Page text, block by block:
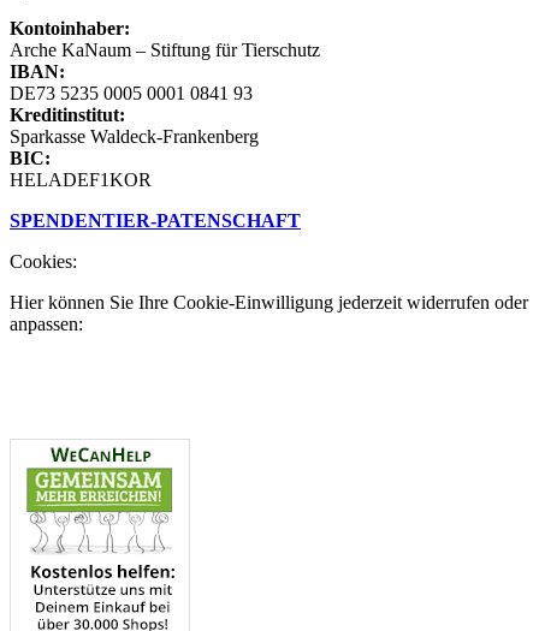
Kontoinhaber:
Arche KaNaum – Stiftung für Tierschutz
IBAN:
DE73 5235 0005 0001 0841 93
Kreditinstitut:
Sparkasse Waldeck-Frankenberg
BIC:
HELADEF1KOR
SPENDENTIER-PATENSCHAFT
Cookies:
Hier können Sie Ihre Cookie-Einwilligung jederzeit widerrufen oder
anpassen: